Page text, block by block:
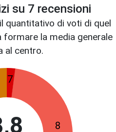
su 7 recensioni
quantitativo di voti di quel
la media generale
al centro.
7
8